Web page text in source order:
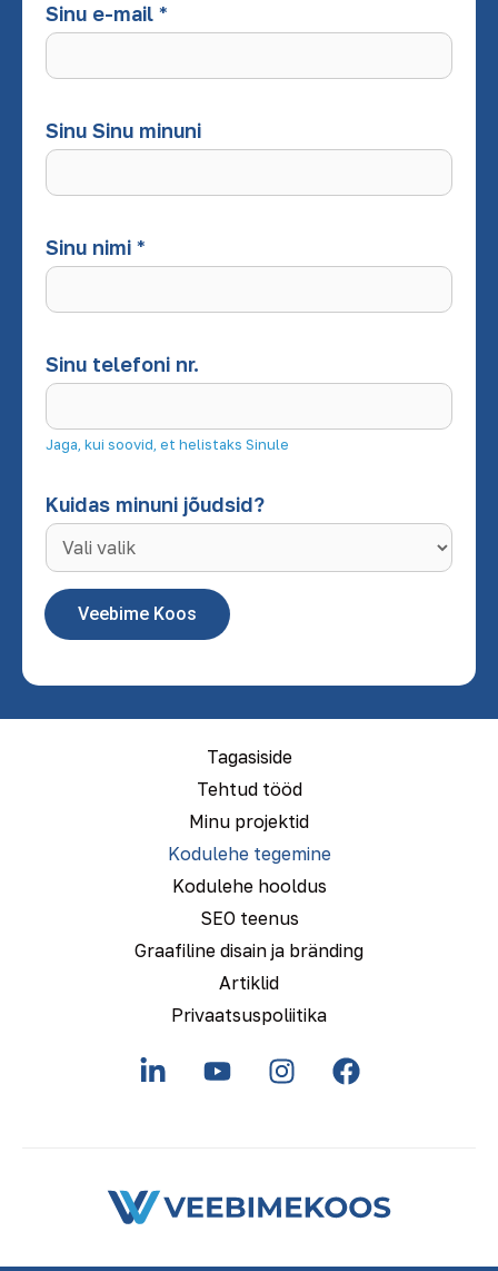
Sinu e-mail *
Sinu Sinu minuni
Sinu nimi *
Sinu telefoni nr.
Jaga, kui soovid, et helistaks Sinule
Kuidas minuni jõudsid?
Veebime Koos
Tagasiside
Tehtud tööd
Minu projektid
Kodulehe tegemine
Kodulehe hooldus
SEO teenus
Graafiline disain ja bränding
Artiklid
Privaatsuspoliitika